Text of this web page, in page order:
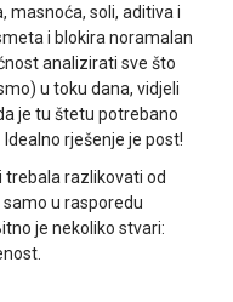
masnoća, soli, aditiva i
i blokira noramalan
analizirati sve što
u toku dana, vidjeli
je tu štetu potrebano
rješenje je post!
trebala razlikovati od
u rasporedu
je nekoliko stvari: